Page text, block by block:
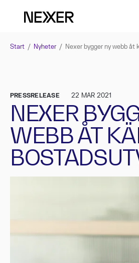
Start / Nyheter / Nexer bygger ny webb
PRESSRELEASE 22 MAR 2021
NEXER
WEBB ÅT